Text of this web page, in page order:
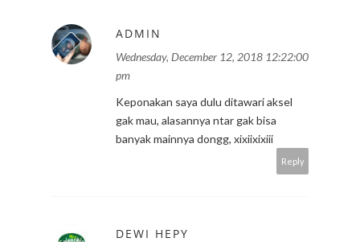
ADMIN
Wednesday, December 12, 2018 12:22:00
pm
Keponakan saya dulu ditawari aksel
gak mau, alasannya ntar gak bisa
banyak mainnya dongg, xixiixixiii
Reply
DEWI HEPY